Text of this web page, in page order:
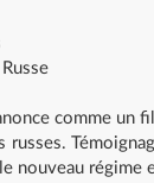
comme un
nouveau régime